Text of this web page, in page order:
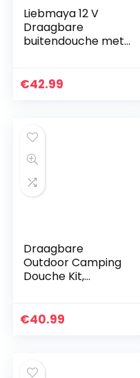
Liebmaya 12 V
Draagbare
buitendouche met
kamperen,
€42.99
Draagbare
Outdoor Camping
Douche Kit,
Waterpomp, 5
€40.99